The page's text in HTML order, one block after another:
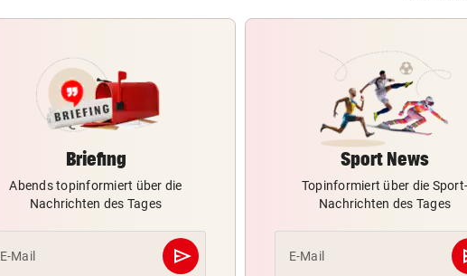
Briefing
Abends topinformiert über die
Nachrichten des Tages
E-Mail send
Abschicken
Sport News
Topinformiert über die Sport-
Nachrichten des Tages
E-Mail